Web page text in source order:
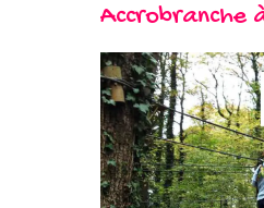
Accrobranche